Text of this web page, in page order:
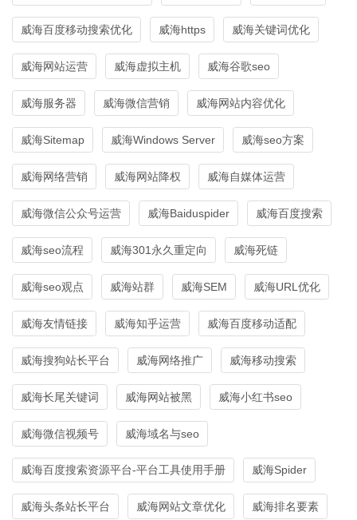
威海百度移动搜索优化 威海https 威海关键词优化
威海网站运营 威海虚拟主机 威海谷歌seo
威海服务器 威海微信营销 威海网站内容优化
威海Sitemap 威海Windows Server 威海seo方案
威海网络营销 威海网站降权 威海自媒体运营
威海微信公众号运营 威海Baiduspider 威海百度搜索
威海seo流程 威海301永久重定向 威海死链
威海seo观点 威海站群 威海SEM 威海URL优化
威海友情链接 威海知乎运营 威海百度移动适配
威海搜狗站长平台 威海网络推广 威海移动搜索
威海长尾关键词 威海网站被黑 威海小红书seo
威海微信视频号 威海域名与seo
威海百度搜索资源平台-平台工具使用手册 威海Spider
威海头条站长平台 威海网站文章优化 威海排名要素